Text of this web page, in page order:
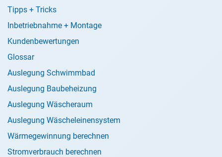
Tipps + Tricks
Inbetriebnahme + Montage
Kundenbewertungen
Glossar
Auslegung Schwimmbad
Auslegung Baubeheizung
Auslegung Wäscheraum
Auslegung Wäscheleinensystem
Wärmegewinnung berechnen
Stromverbrauch berechnen